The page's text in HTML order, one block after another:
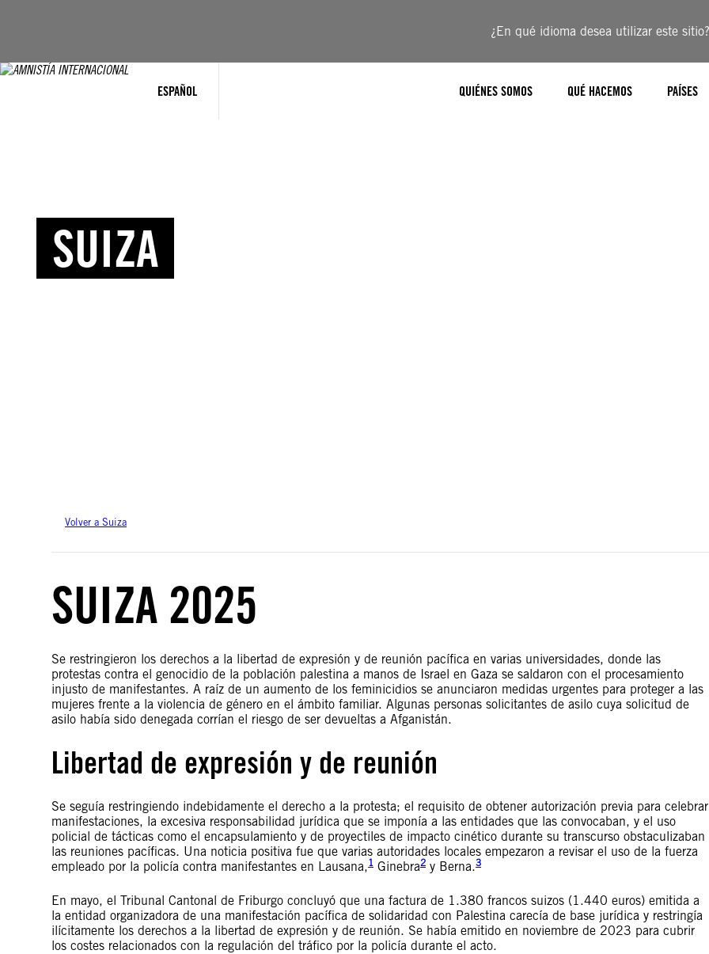
¿En qué idioma desea utilizar este sitio?
ESPAÑOL QUIÉNES SOMOS QUÉ HACEMOS PAÍSES
SUIZA
Volver a Suiza
SUIZA 2025
Se restringieron los derechos a la libertad de expresión y de reunión pacífica en varias universidades, donde las
protestas contra el genocidio de la población palestina a manos de Israel en Gaza se saldaron con el procesamiento
injusto de manifestantes. A raíz de un aumento de los feminicidios se anunciaron medidas urgentes para proteger a las
mujeres frente a la violencia de género en el ámbito familiar. Algunas personas solicitantes de asilo cuya solicitud de
asilo había sido denegada corrían el riesgo de ser devueltas a Afganistán.
Libertad de expresión y de reunión
Se seguía restringiendo indebidamente el derecho a la protesta; el requisito de obtener autorización previa para celebrar
manifestaciones, la excesiva responsabilidad jurídica que se imponía a las entidades que las convocaban, y el uso
policial de tácticas como el encapsulamiento y de proyectiles de impacto cinético durante su transcurso obstaculizaban
las reuniones pacíficas. Una noticia positiva fue que varias autoridades locales empezaron a revisar el uso de la fuerza
empleado por la policía contra manifestantes en Lausana,1 Ginebra2 y Berna.3
En mayo, el Tribunal Cantonal de Friburgo concluyó que una factura de 1.380 francos suizos (1.440 euros) emitida a
la entidad organizadora de una manifestación pacífica de solidaridad con Palestina carecía de base jurídica y restringía
ilícitamente los derechos a la libertad de expresión y de reunión. Se había emitido en noviembre de 2023 para cubrir
los costes relacionados con la regulación del tráfico por la policía durante el acto.